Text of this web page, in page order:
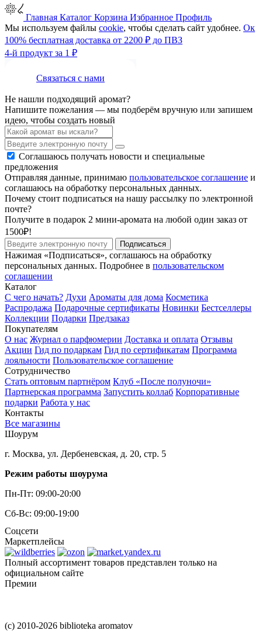
Главная Каталог Корзина Избранное Профиль
Мы используем файлы cookie, чтобы сделать сайт удобнее. Ок
100% бесплатная доставка от 2200 ₽ до ПВЗ
4-й продукт за 1 ₽
Связаться с нами
Не нашли подходящий аромат?
Напишите пожелания — мы подберём вручную или запишем
идею, чтобы создать новый
Соглашаюсь получать новости и специальные
предложения
Отправляя данные, принимаю пользовательское соглашение и
соглашаюсь на обработку персональных данных.
Почему стоит подписаться на нашу рассылку по электронной
почте?
Получите в подарок 2 мини-аромата на любой один заказ от
1500₽!
Подписаться
Нажимая «Подписаться», соглашаюсь на обработку
персональных данных. Подробнее в пользовательском
соглашении
Каталог
С чего начать? Духи Ароматы для дома Косметика
Распродажа Подарочные сертификаты Новинки Бестселлеры
Коллекции Подарки Предзаказ
Покупателям
О нас Журнал о парфюмерии Доставка и оплата Отзывы
Акции Гид по подаркам Гид по сертификатам Программа
лояльности Пользовательское соглашение
Сотрудничество
Стать оптовым партнёром Клуб «После полуночи»
Партнерская программа Запустить коллаб Корпоративные
подарки Работа у нас
Контакты
Все магазины
Шоурум
г. Москва, ул. Дербеневская, д. 20, стр. 5
Режим работы шоурума
Пн-Пт: 09:00-20:00
Сб-Вс: 09:00-19:00
Соцсети
Маркетплейсы
Полный ассортимент товаров представлен только на
официальном сайте
Премии
(c) 2010-2026 biblioteka aromatov